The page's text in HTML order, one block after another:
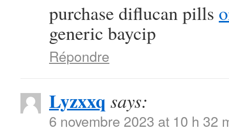
purchase diflucan pills
generic baycip
Répondre
Lyzxxq says:
6 novembre 2023 at 10 h 32